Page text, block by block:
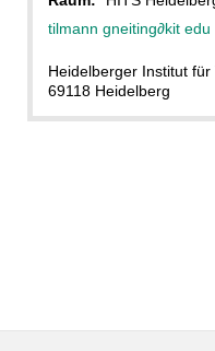
tilmann gneiting∂kit edu
Heidelberger Institut
69118 Heidelberg